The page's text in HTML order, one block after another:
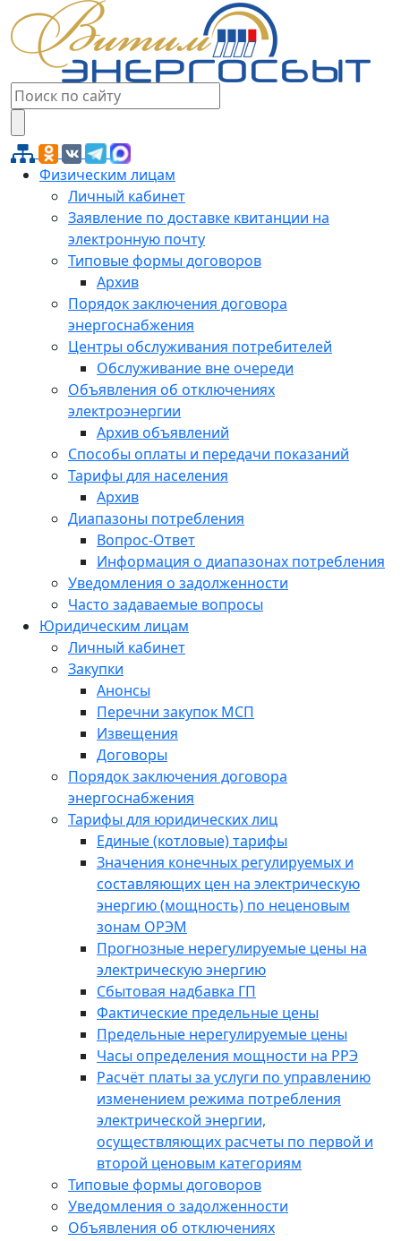
Физическим лицам
Личный кабинет
Заявление по доставке квитанции на
электронную почту
Типовые формы договоров
Архив
Порядок заключения договора
энергоснабжения
Центры обслуживания потребителей
Обслуживание вне очереди
Объявления об отключениях
электроэнергии
Архив объявлений
Способы оплаты и передачи показаний
Тарифы для населения
Архив
Диапазоны потребления
Вопрос-Ответ
Информация о диапазонах потребления
Уведомления о задолженности
Часто задаваемые вопросы
Юридическим лицам
Личный кабинет
Закупки
Анонсы
Перечни закупок МСП
Извещения
Договоры
Порядок заключения договора
энергоснабжения
Тарифы для юридических лиц
Единые (котловые) тарифы
Значения конечных регулируемых и
составляющих цен на электрическую
энергию (мощность) по неценовым
зонам ОРЭМ
Прогнозные нерегулируемые цены на
электрическую энергию
Сбытовая надбавка ГП
Фактические предельные цены
Предельные нерегулируемые цены
Часы определения мощности на РРЭ
Расчёт платы за услуги по управлению
изменением режима потребления
электрической энергии,
осуществляющих расчеты по первой и
второй ценовым категориям
Типовые формы договоров
Уведомления о задолженности
Объявления об отключениях